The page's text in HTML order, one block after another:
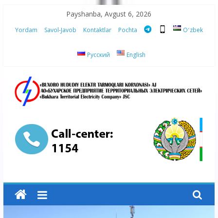
content
Payshanba, Avgust 6, 2026
Yordam Savol-Javob Kontaktlar Pochta Oʻzbek
Русский English
“Buxoro
hududiy
elektr
tarmoqlari